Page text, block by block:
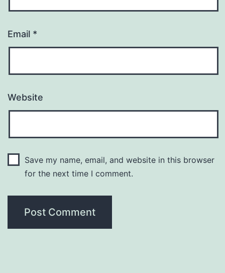
Email *
Website
Save my name, email, and website in this browser
for the next time I comment.